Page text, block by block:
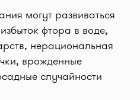
могут развиваться
фтора в воде,
нерациональная
врожденные
случайности